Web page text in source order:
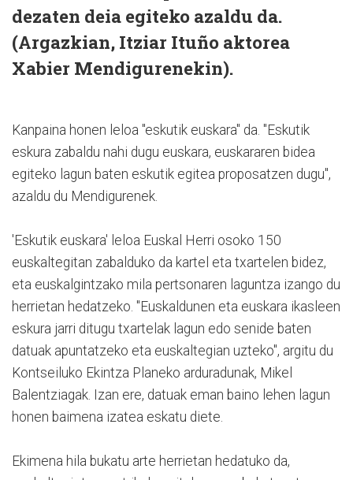
dezaten deia egiteko azaldu da.
(Argazkian, Itziar Ituño aktorea
Xabier Mendigurenekin).
Kanpaina honen leloa "eskutik euskara" da. "Eskutik
eskura zabaldu nahi dugu euskara, euskararen bidea
egiteko lagun baten eskutik egitea proposatzen dugu",
azaldu du Mendigurenek.
'Eskutik euskara' leloa Euskal Herri osoko 150
euskaltegitan zabalduko da kartel eta txartelen bidez,
eta euskalgintzako mila pertsonaren laguntza izango du
herrietan hedatzeko. "Euskaldunen eta euskara ikasleen
eskura jarri ditugu txartelak lagun edo senide baten
datuak apuntatzeko eta euskaltegian uzteko", argitu du
Kontseiluko Ekintza Planeko arduradunak, Mikel
Balentziagak. Izan ere, datuak eman baino lehen lagun
honen baimena izatea eskatu diete.
Ekimena hila bukatu arte herrietan hedatuko da,